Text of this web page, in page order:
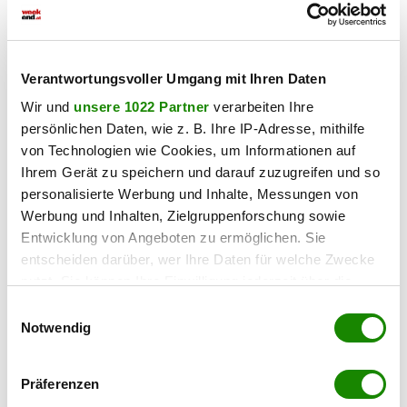
Verantwortungsvoller Umgang mit Ihren Daten
Wir und unsere 1022 Partner verarbeiten Ihre
persönlichen Daten, wie z. B. Ihre IP-Adresse, mithilfe
von Technologien wie Cookies, um Informationen auf
Ihrem Gerät zu speichern und darauf zuzugreifen und so
personalisierte Werbung und Inhalte, Messungen von
Werbung und Inhalten, Zielgruppenforschung sowie
Entwicklung von Angeboten zu ermöglichen. Sie
entscheiden darüber, wer Ihre Daten für welche Zwecke
Trigger Symbol ändern oder widerrufen
Informationen über Ihre geografische Lage
Notwendig
Präferenzen